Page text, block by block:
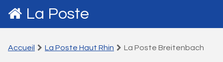
La Poste
Accueil La Poste Haut Rhin La Poste Breitenbach